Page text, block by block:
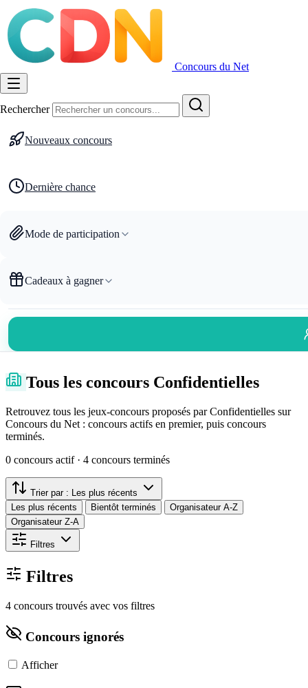
Concours du Net
Rechercher
Nouveaux concours
Dernière chance
Mode de participation
Cadeaux à gagner
Tous les concours Confidentielles
Retrouvez tous les jeux-concours proposés par Confidentielles sur
Concours du Net : concours actifs en premier, puis concours
terminés.
0 concours actif · 4 concours terminés
Trier par :
Les plus récents
Les plus récents
Bientôt terminés
Organisateur A-Z
Organisateur Z-A
Filtres
Filtres
4 concours trouvés avec vos filtres
Concours ignorés
Afficher